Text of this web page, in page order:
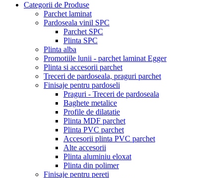
Categorii de Produse
Parchet laminat
Pardoseala vinil SPC
Parchet SPC
Plinta SPC
Plinta alba
Promotiile lunii - parchet laminat Egger
Plinta si accesorii parchet
Treceri de pardoseala, praguri parchet
Finisaje pentru pardoseli
Praguri - Treceri de pardoseala
Baghete metalice
Profile de dilatatie
Plinta MDF parchet
Plinta PVC parchet
Accesorii plinta PVC parchet
Alte accesorii
Plinta aluminiu eloxat
Plinta din polimer
Finisaje pentru pereti